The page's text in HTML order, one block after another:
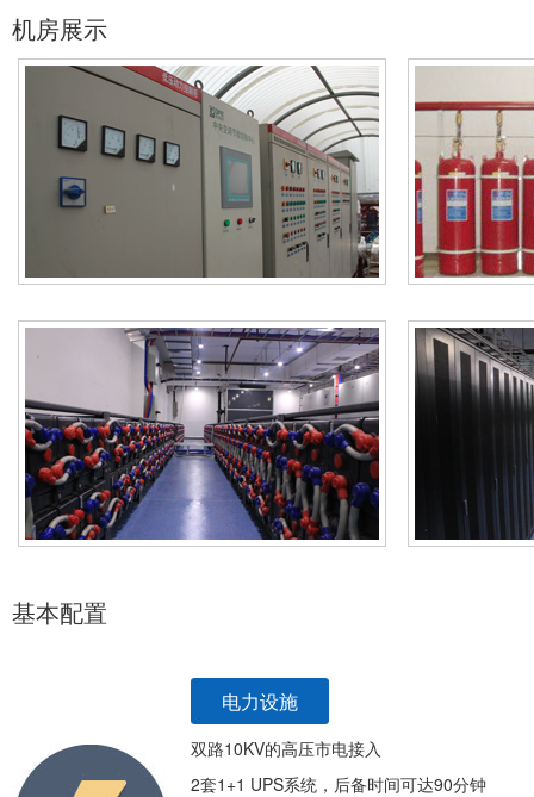
机房展示
基本配置
电力设施
双路10KV的高压市电接入
2套1+1 UPS系统，后备时间可达90分钟